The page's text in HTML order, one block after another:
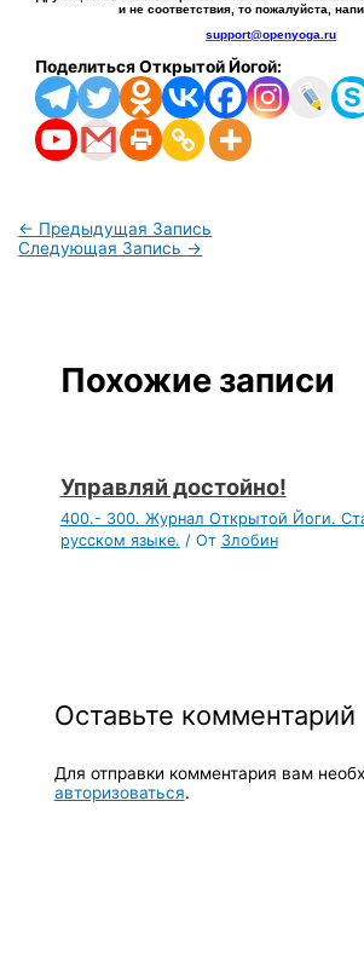
и не соответствия, то пожалуйста,
support@openyoga.ru
Поделиться Открытой Йогой:
← Предыдущая Запись
Следующая Запись →
Похожие записи
Управляй достойно!
400.- 300. Журнал Открытой Йоги.
русском языке. / От Злобин
Оставьте комментарий
Для отправки комментария вам
авторизоваться.